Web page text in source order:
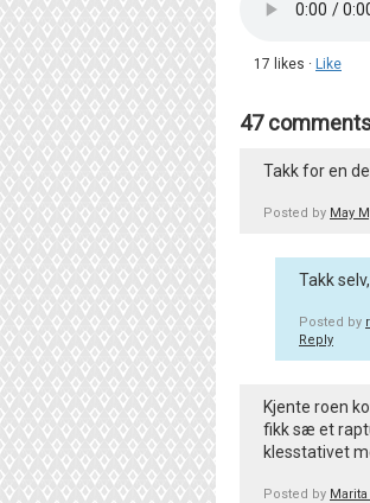
17 likes · Like
47
Takk for en
Posted by May
Takk
Posted by
Reply
Kjente roen
fikk sæ et
klesstativet
Posted by